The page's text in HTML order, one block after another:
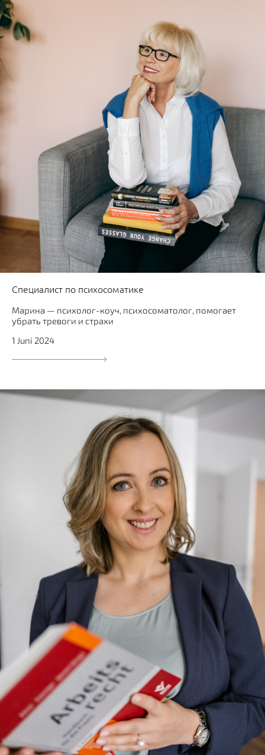
Специалист по психосоматике
Марина — психолог-коуч, психосоматолог, помогает
убрать тревоги и страхи
1 Juni 2024